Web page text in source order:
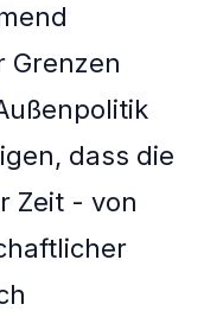
Grenzen
dass die
Zeit - von